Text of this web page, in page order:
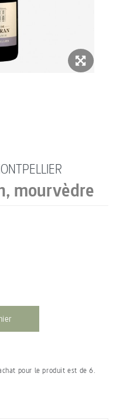
mourvèdre
pour le produit est de 6.